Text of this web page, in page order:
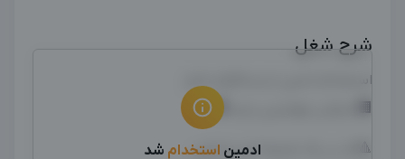
شرح شغل
استخدام ادمین اینستاگرام خانم
🏢سازمان مهاجرتی یارسا🏢
🔺کار در یک محیط امن و ایمن
ادمین استخدام شد